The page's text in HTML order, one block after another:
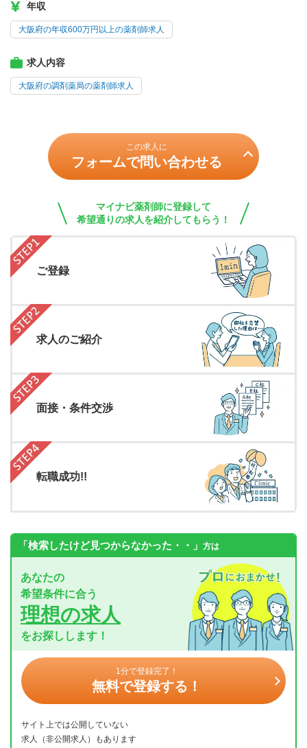
年収
大阪府の年収600万円以上の薬剤師求人
求人内容
大阪府の調剤薬局の薬剤師求人
この求人に
フォームで問い合わせる
マイナビ薬剤師に登録して
希望通りの求人を紹介してもらう！
ご登録
求人のご紹介
面接・条件交渉
転職成功!!
「検索したけど見つからなかった・・」 方は
あなたの
希望条件に合う
理想の求人
をお探しします！
1分で登録完了！
無料で登録する！
サイト上では公開していない
求人（非公開求人）もあります